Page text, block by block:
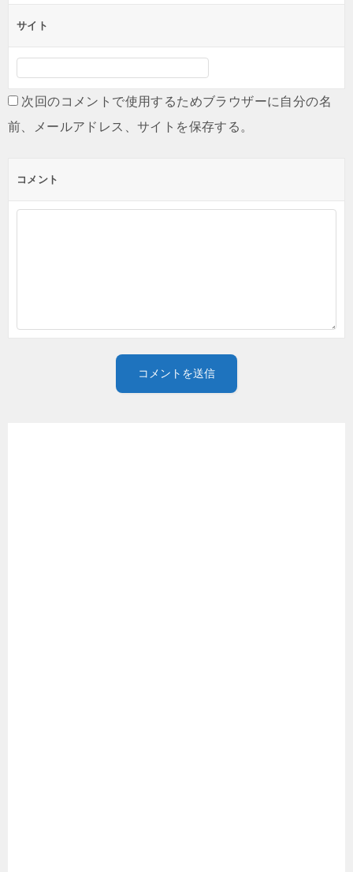
サイト
次回のコメントで使用するためブラウザーに自分の名
前、メールアドレス、サイトを保存する。
コメント